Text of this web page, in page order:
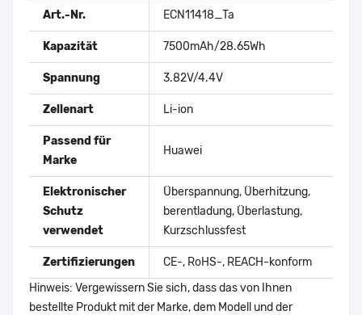
Art.-Nr. ECN11418_Ta
Kapazität 7500mAh/28.65Wh
Spannung 3.82V/4.4V
Zellenart Li-ion
Passend für
Marke
Huawei
Elektronischer
Schutz
verwendet
Überspannung, Überhitzung,
berentladung, Überlastung,
Kurzschlussfest
Zertifizierungen
CE-, RoHS-, REACH-konform
Hinweis: Vergewissern Sie sich, dass das von Ihnen
bestellte Produkt mit der Marke, dem Modell und der